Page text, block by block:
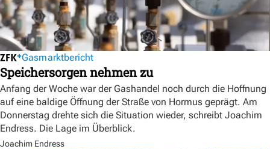
Gasmarktbericht
Speichersorgen nehmen zu
Anfang der Woche war der Gashandel noch durch die Hoffnung
auf eine baldige Öffnung der Straße von Hormus geprägt. Am
Donnerstag drehte sich die Situation wieder, schreibt Joachim
Endress. Die Lage im Überblick.
Joachim Endress